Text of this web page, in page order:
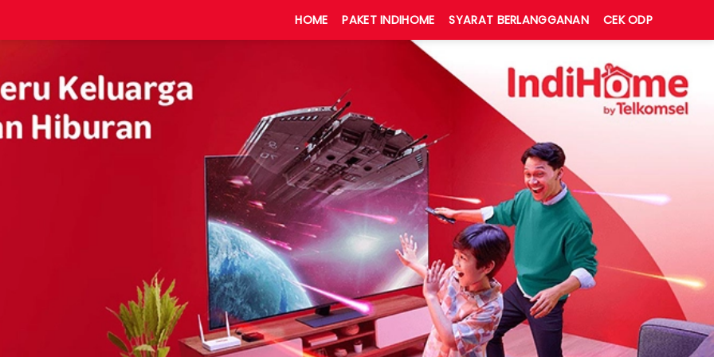
HOME PAKET INDIHOME SYARAT BERLANGGANAN CEK ODP